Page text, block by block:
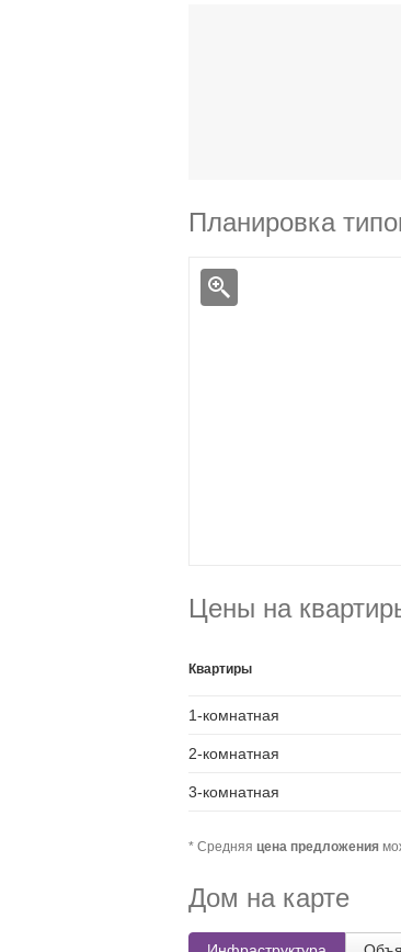
Планировка
Цены на
Квартиры
1-комнатная
2-комнатная
3-комнатная
* Средняя цена предложения
Дом на карте